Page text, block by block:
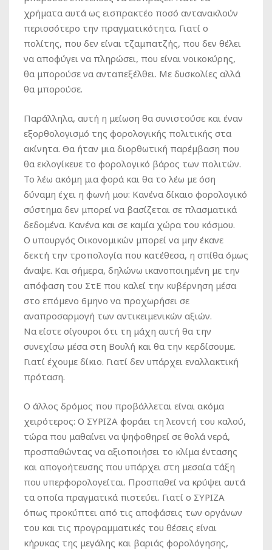
χρήματα αυτά ως εισπρακτέο ποσό αντανακλούν
περισσότερο την πραγματικότητα. Γιατί ο
πολίτης, που δεν είναι τζαμπατζής, που δεν θέλει
να αποφύγει να πληρώσει, που είναι νοικοκύρης,
θα μπορούσε να ανταπεξέλθει. Με δυσκολίες αλλά
θα μπορούσε.
Παράλληλα, αυτή η μείωση θα συνιστούσε και έναν
εξορθολογισμό της φορολογικής πολιτικής στα
ακίνητα. Θα ήταν μια διορθωτική παρέμβαση που
θα εκλογίκευε το φορολογικό βάρος των πολιτών.
Το λέω ακόμη μια φορά και θα το λέω με όση
δύναμη έχει η φωνή μου: Κανένα δίκαιο φορολογικό
σύστημα δεν μπορεί να βασίζεται σε πλασματικά
δεδομένα. Κανένα και σε καμία χώρα του κόσμου.
Ο υπουργός Οικονομικών μπορεί να μην έκανε
δεκτή την τροπολογία που κατέθεσα, η σπίθα όμως
άναψε. Και σήμερα, δηλώνω ικανοποιημένη με την
απόφαση του ΣτΕ που καλεί την κυβέρνηση μέσα
στο επόμενο 6μηνο να προχωρήσει σε
αναπροσαρμογή των αντικειμενικών αξιών.
Να είστε σίγουροι ότι τη μάχη αυτή θα την
συνεχίσω μέσα στη Βουλή και θα την κερδίσουμε.
Γιατί έχουμε δίκιο. Γιατί δεν υπάρχει εναλλακτική
πρόταση.
Ο άλλος δρόμος που προβάλλεται είναι ακόμα
χειρότερος: Ο ΣΥΡΙΖΑ φοράει τη λεοντή του καλού,
τώρα που μαθαίνει να ψηφοθηρεί σε θολά νερά,
προσπαθώντας να αξιοποιήσει το κλίμα έντασης
και απογοήτευσης που υπάρχει στη μεσαία τάξη
που υπερφορολογείται. Προσπαθεί να κρύψει αυτά
τα οποία πραγματικά πιστεύει. Γιατί ο ΣΥΡΙΖΑ
όπως προκύπτει από τις αποφάσεις των οργάνων
του και τις προγραμματικές του θέσεις είναι
κήρυκας της μεγάλης και βαριάς φορολόγησης,